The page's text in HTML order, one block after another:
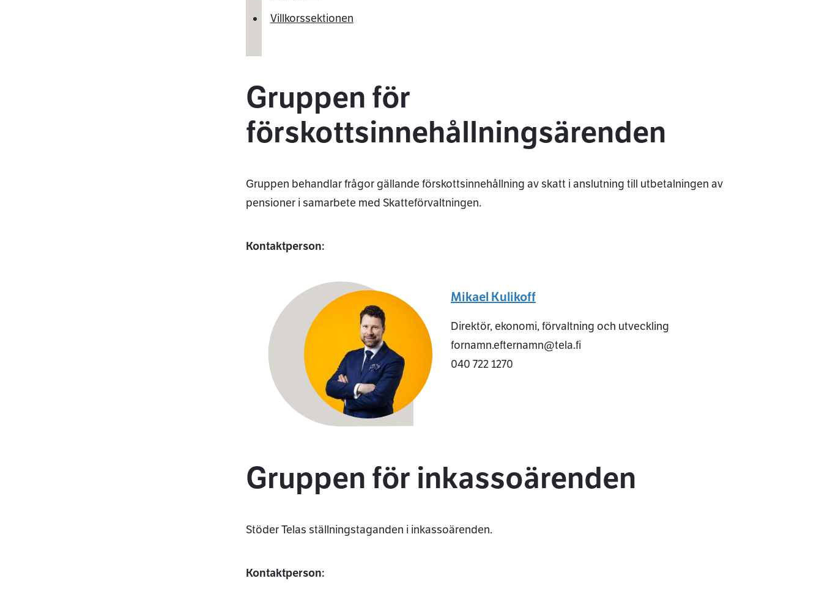
Villkorssektionen
Gruppen för
förskottsinnehållningsärenden
Gruppen behandlar frågor gällande förskottsinnehållning av skatt i anslutning till utbetalningen av
pensioner i samarbete med Skatteförvaltningen.
Kontaktperson:
Mikael Kulikoff
Direktör, ekonomi, förvaltning och utveckling
fornamn.efternamn@tela.fi
040 722 1270
Gruppen för inkassoärenden
Stöder Telas ställningstaganden i inkassoärenden.
Kontaktperson: